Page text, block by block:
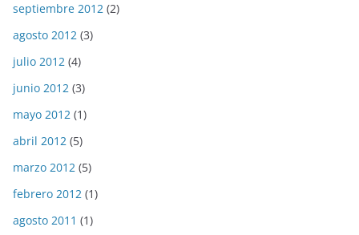
septiembre 2012 (2)
agosto 2012 (3)
julio 2012 (4)
junio 2012 (3)
mayo 2012 (1)
abril 2012 (5)
marzo 2012 (5)
febrero 2012 (1)
agosto 2011 (1)